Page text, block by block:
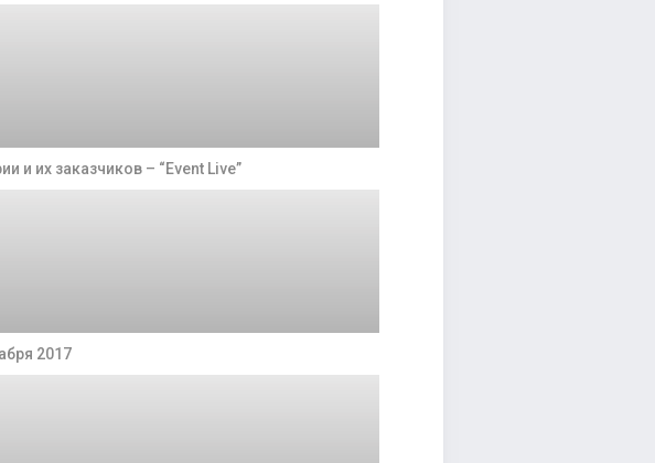
и их заказчиков – “Event Live”
2017